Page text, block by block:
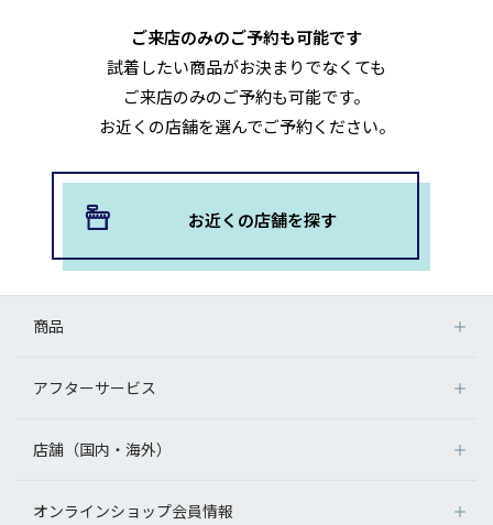
ご来店のみのご予約も可能です
試着したい商品がお決まりでなくても
ご来店のみのご予約も可能です。
お近くの店舗を選んでご予約ください。
お近くの店舗を探す
商品
アフターサービス
店舗（国内・海外）
オンラインショップ会員情報